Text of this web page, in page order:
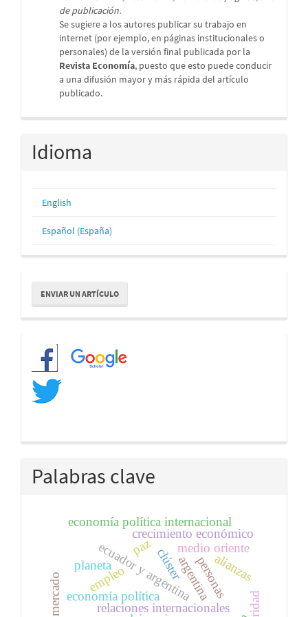
de publicación.
Se sugiere a los autores publicar su trabajo en
internet (por ejemplo, en páginas institucionales o
personales) de la versión final publicada por la
Revista Economía, puesto que esto puede conducir
a una difusión mayor y más rápida del artículo
publicado.
Idioma
English
Español (España)
Enviar
un
artículo
ENVIAR UN ARTÍCULO
Redes
Palabras clave
argentina
medio oriente
relaciones internacionales
crecimiento económico
economía política internacional
ecuador y argentina
economía política
empleo personas
planeta
paz
alianzas
clúster